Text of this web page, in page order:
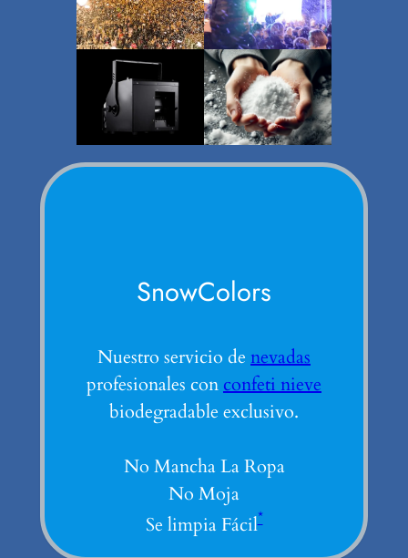
SnowColors
Nuestro servicio de nevadas
profesionales con confeti nieve
biodegradable exclusivo.
No Mancha La Ropa
No Moja
Se limpia Fácil*